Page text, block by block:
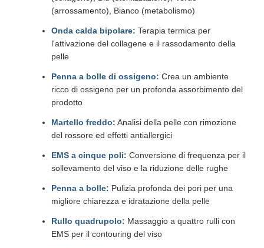
(arrossamento), Bianco (metabolismo)
Onda calda bipolare: Terapia termica per
l'attivazione del collagene e il rassodamento della
pelle
Penna a bolle di ossigeno: Crea un ambiente
ricco di ossigeno per un profonda assorbimento del
prodotto
Martello freddo: Analisi della pelle con rimozione
del rossore ed effetti antiallergici
EMS a cinque poli: Conversione di frequenza per il
sollevamento del viso e la riduzione delle rughe
Penna a bolle: Pulizia profonda dei pori per una
migliore chiarezza e idratazione della pelle
Rullo quadrupolo: Massaggio a quattro rulli con
EMS per il contouring del viso